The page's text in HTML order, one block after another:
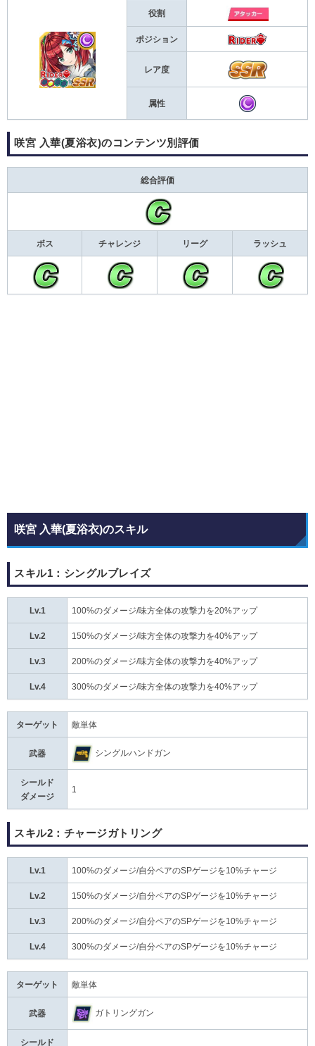
役割
ポジション
レア度
属性
咲宮 入華(夏浴衣)のコンテンツ別評価
総合評価
ボス チャレンジ リーグ ラッシュ
咲宮 入華(夏浴衣)のスキル
スキル1：シングルブレイズ
Lv.1 100%のダメージ/味方全体の攻撃力を20%アップ
Lv.2 150%のダメージ/味方全体の攻撃力を40%アップ
Lv.3 200%のダメージ/味方全体の攻撃力を40%アップ
Lv.4 300%のダメージ/味方全体の攻撃力を40%アップ
ターゲット 敵単体
武器 シングルハンドガン
シールド
ダメージ
1
スキル2：チャージガトリング
Lv.1 100%のダメージ/自分ペアのSPゲージを10%チャージ
Lv.2 150%のダメージ/自分ペアのSPゲージを10%チャージ
Lv.3 200%のダメージ/自分ペアのSPゲージを10%チャージ
Lv.4 300%のダメージ/自分ペアのSPゲージを10%チャージ
ターゲット 敵単体
武器 ガトリングガン
シールド